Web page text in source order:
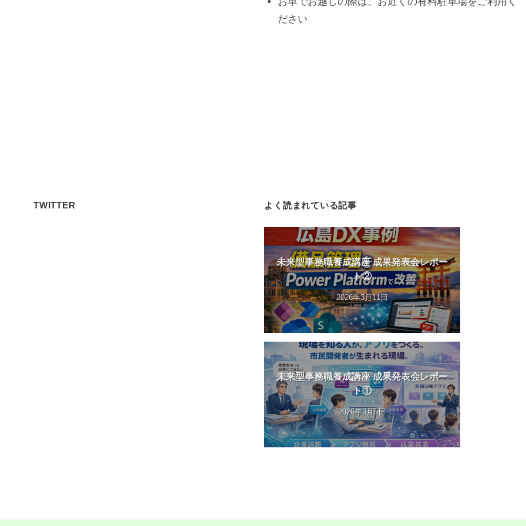
ださい
TWITTER よく読まれている記事
未来型事務職養成講座 成果発表会レポー
ト②
2026年3月11日
未来型事務職養成講座 成果発表会レポー
ト①
2026年3月5日